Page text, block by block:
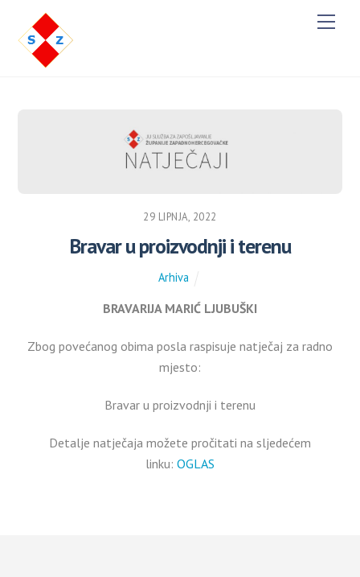
M
e
29 LIPNJA, 2022
Bravar u proizvodnji i terenu
Arhiva
BRAVARIJA MARIĆ LJUBUŠKI
Zbog povećanog obima posla raspisuje natječaj za radno
mjesto:
Bravar u proizvodnji i terenu
Detalje natječaja možete pročitati na sljedećem
linku: OGLAS